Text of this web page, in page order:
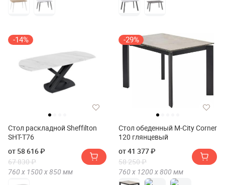
-14%
Стол раскладной Sheffilton
SHT-T76
от 58 616 ₽
67 830 ₽
760 х 1500 х850 мм
-29%
Стол обеденный M-City Corner
120 глянцевый
от 41 377 ₽
58 250 ₽
760 х 1200 х800 мм